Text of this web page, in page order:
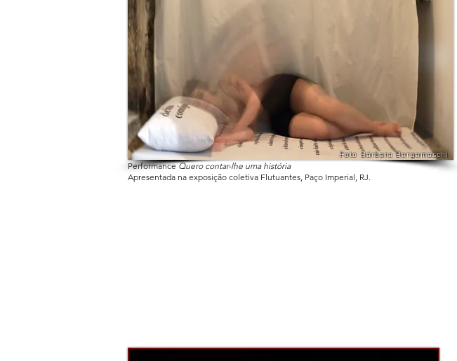
Foto Bárbara Bergamaschi
PerformanceQuero contar-lhe uma história
Apresentada na exposição coletiva Flutuantes, Paço Imperial, RJ.